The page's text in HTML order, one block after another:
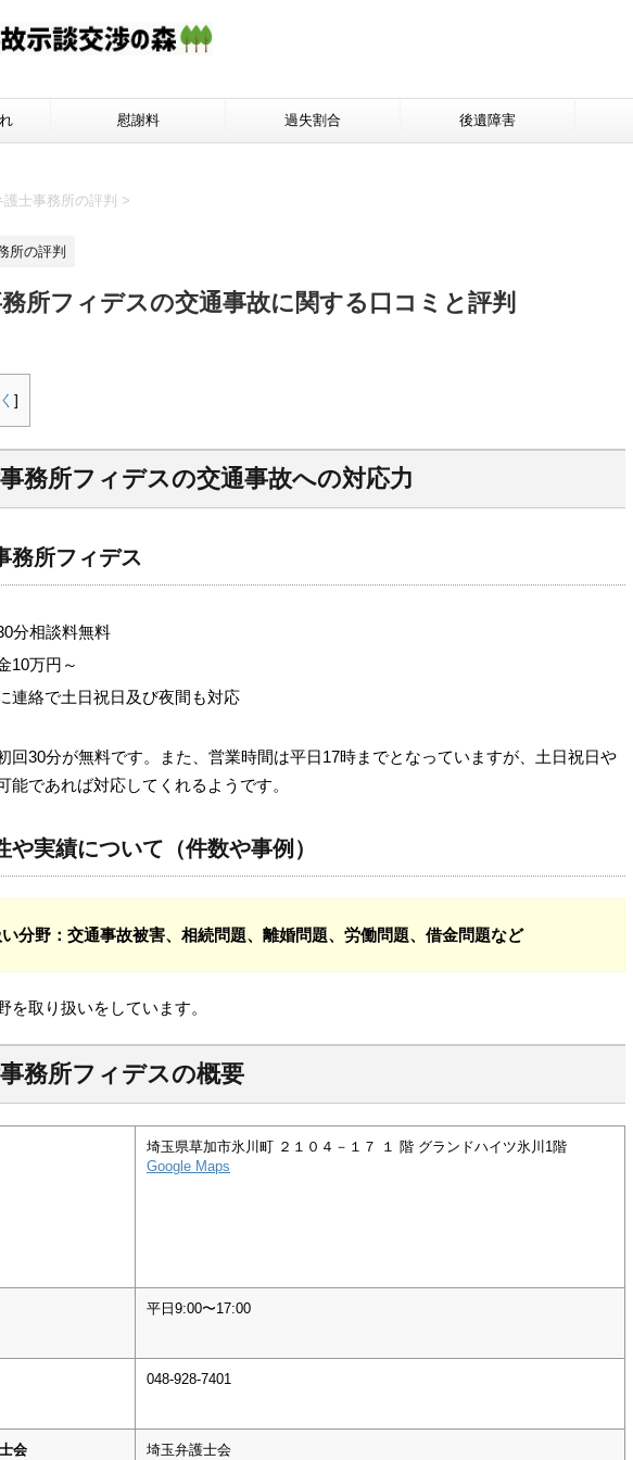
慰謝料 過失割合 後遺障害
護士事務所の評判 >
所の評判
所フィデスの交通事故に関する口コミと評判
]
務所フィデスの交通事故への対応力
務所フィデス
分相談料無料
10万円～
連絡で土日祝日及び夜間も対応
回30分が無料です。また、営業時間は平日17時までとなっていますが、土日祝日や
能であれば対応してくれるようです。
や実績について（件数や事例）
分野 ：交通事故被害、相続問題、離婚問題、労働問題、借金問題など
を取り扱いをしています。
務所フィデスの概要
埼玉県草加市氷川町 ２１０４－１７ １ 階 グランドハイツ氷川1階
Google Maps
平日9:00〜17:00
048-928-7401
会 埼玉弁護士会